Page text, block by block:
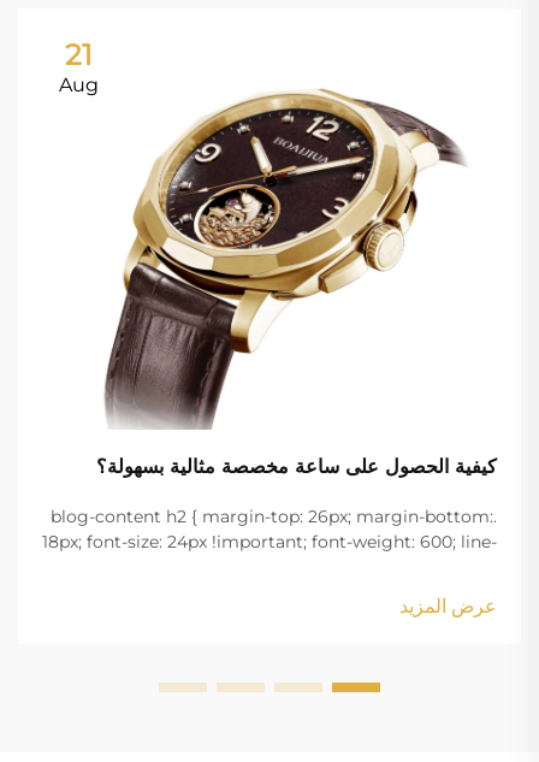
21
Aug
كيفية الحصول على ساعة مخصصة مثالية بسهولة؟
.blog-content h2 { margin-top: 26px; margin-bottom:
18px; font-size: 24px !important; font-weight: 600; line-
margin-bottom: 18px; font-size: 20px !important; font-
w...
عرض المزيد